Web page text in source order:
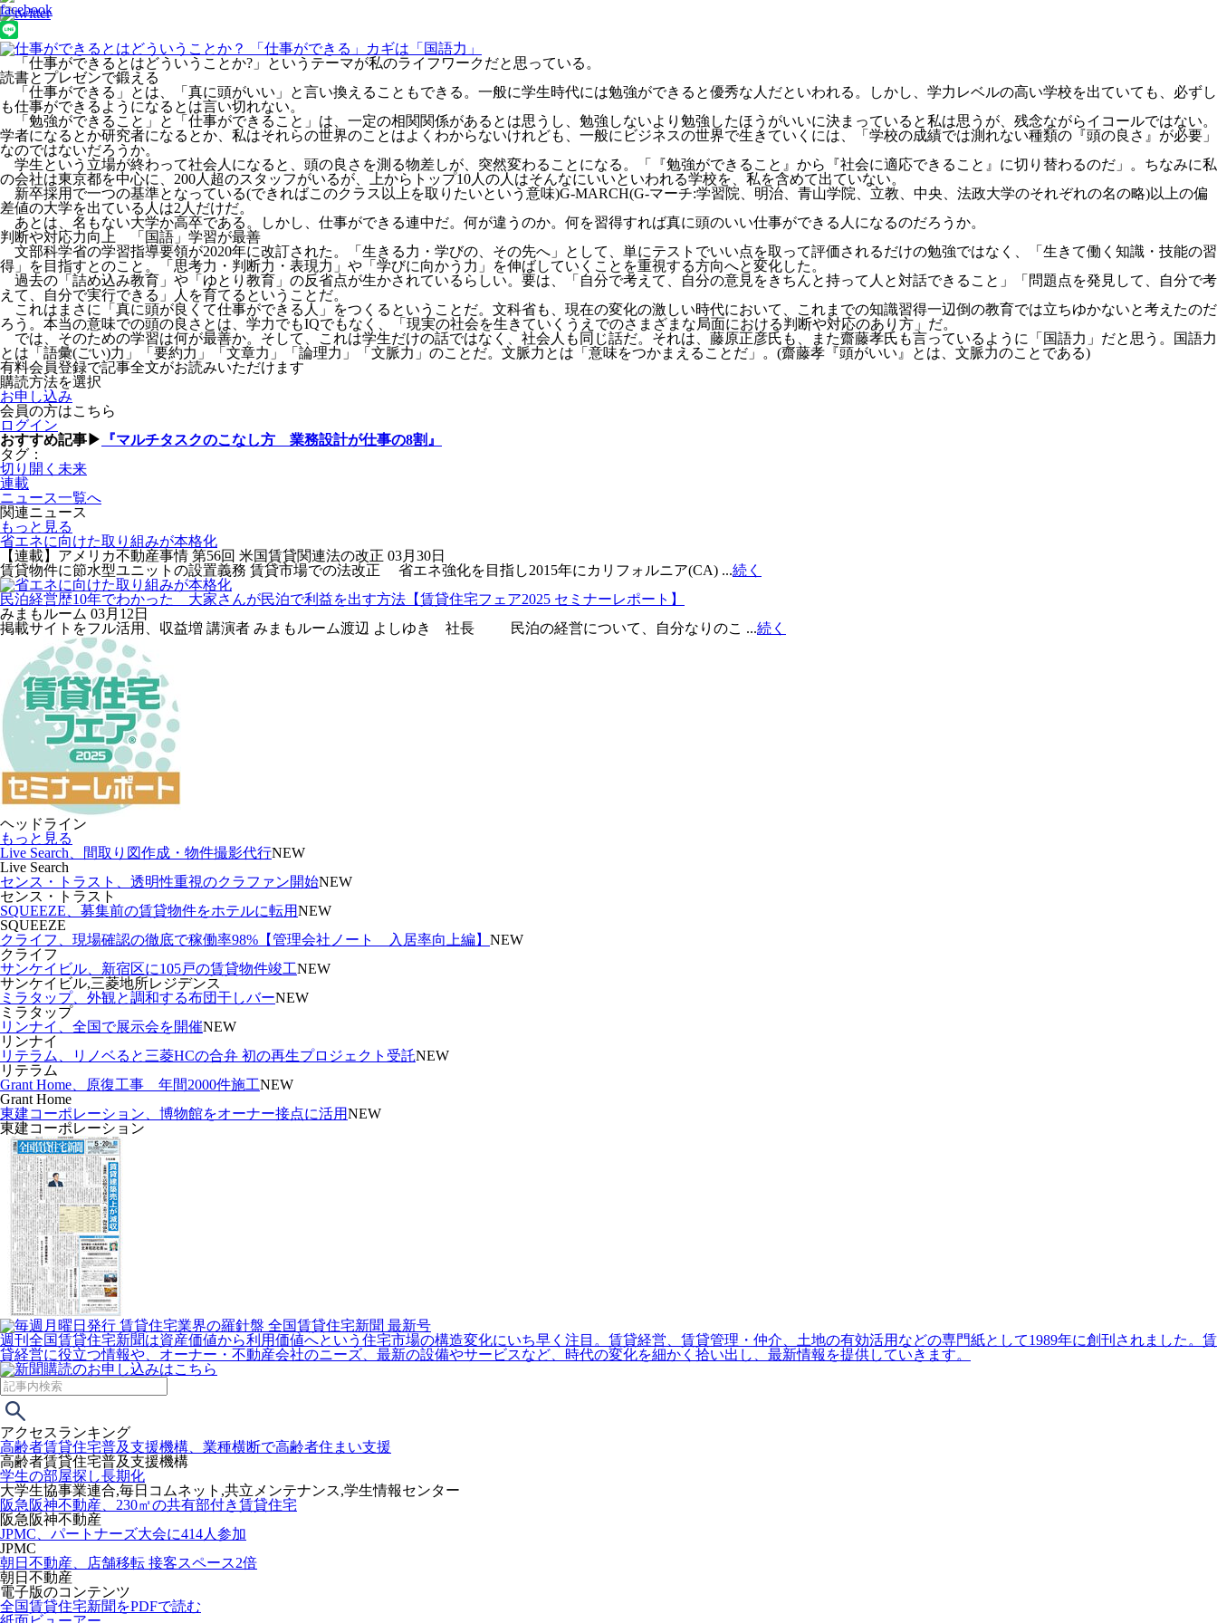
「仕事ができるとはどういうことか?」というテーマが私のライフワークだと思っている。
読書とプレゼンで鍛える
「仕事ができる」とは、「真に頭がいい」と言い換えることもできる。一般に学生時代には勉強ができると優秀な人だといわれる。しかし、学力レベルの高い学校を出ていても、必ずし
も仕事ができるようになるとは言い切れない。
「勉強ができること」と「仕事ができること」は、一定の相関関係があるとは思うし、勉強しないより勉強したほうがいいに決まっていると私は思うが、残念ながらイコールではない。
学者になるとか研究者になるとか、私はそれらの世界のことはよくわからないけれども、一般にビジネスの世界で生きていくには、「学校の成績では測れない種類の『頭の良さ』が必要」
なのではないだろうか。
学生という立場が終わって社会人になると、頭の良さを測る物差しが、突然変わることになる。「『勉強ができること』から『社会に適応できること』に切り替わるのだ」。ちなみに私
の会社は東京都を中心に、200人超のスタッフがいるが、上からトップ10人の人はそんなにいいといわれる学校を、私を含めて出ていない。
新卒採用で一つの基準となっている(できればこのクラス以上を取りたいという意味)G-MARCH(G-マーチ:学習院、明治、青山学院、立教、中央、法政大学のそれぞれの名の略)以上の偏
差値の大学を出ている人は2人だけだ。
あとは、名もない大学か高卒である。しかし、仕事ができる連中だ。何が違うのか。何を習得すれば真に頭のいい仕事ができる人になるのだろうか。
判断や対応力向上 「国語」学習が最善
文部科学省の学習指導要領が2020年に改訂された。「生きる力・学びの、その先へ」として、単にテストでいい点を取って評価されるだけの勉強ではなく、「生きて働く知識・技能の習
得」を目指すとのこと。「思考力・判断力・表現力」や「学びに向かう力」を伸ばしていくことを重視する方向へと変化した。
過去の「詰め込み教育」や「ゆとり教育」の反省点が生かされているらしい。要は、「自分で考えて、自分の意見をきちんと持って人と対話できること」「問題点を発見して、自分で考
えて、自分で実行できる」人を育てるということだ。
これはまさに「真に頭が良くて仕事ができる人」をつくるということだ。文科省も、現在の変化の激しい時代において、これまでの知識習得一辺倒の教育では立ちゆかないと考えたのだ
ろう。本当の意味での頭の良さとは、学力でもIQでもなく、「現実の社会を生きていくうえでのさまざまな局面における判断や対応のあり方」だ。
では、そのための学習は何が最善か。そして、これは学生だけの話ではなく、社会人も同じ話だ。それは、藤原正彦氏も、また齋藤孝氏も言っているように「国語力」だと思う。国語力
とは「語彙(ごい)力」「要約力」「文章力」「論理力」「文脈力」のことだ。文脈力とは「意味をつかまえることだ」。(齋藤孝『頭がいい』とは、文脈力のことである)
有料会員登録で記事全文がお読みいただけます
購読方法を選択
お申し込み
会員の方はこちら
ログイン
おすすめ記事▶
『マルチタスクのこなし方 業務設計が仕事の8割』
タグ：
切り開く未来
連載
ニュース一覧へ
関連ニュース
もっと見る
省エネに向けた取り組みが本格化
【連載】アメリカ不動産事情 第56回 米国賃貸関連法の改正 03月30日
賃貸物件に節水型ユニットの設置義務 賃貸市場での法改正 省エネ強化を目指し2015年にカリフォルニア(CA) ...続く
民泊経営歴10年でわかった 大家さんが民泊で利益を出す方法【賃貸住宅フェア2025 セミナーレポート】
みまもルーム 03月12日
掲載サイトをフル活用、収益増 講演者 みまもルーム渡辺 よしゆき 社長 民泊の経営について、自分なりのこ ...続く
ヘッドライン
もっと見る
Live Search、間取り図作成・物件撮影代行NEW
Live Search
センス・トラスト、透明性重視のクラファン開始NEW
センス・トラスト
SQUEEZE、募集前の賃貸物件をホテルに転用NEW
SQUEEZE
クライフ、現場確認の徹底で稼働率98%【管理会社ノート 入居率向上編】 NEW
クライフ
サンケイビル、新宿区に105戸の賃貸物件竣工NEW
サンケイビル,三菱地所レジデンス
ミラタップ、外観と調和する布団干しバーNEW
ミラタップ
リンナイ、全国で展示会を開催NEW
リンナイ
リテラム、リノベると三菱HCの合弁 初の再生プロジェクト受託NEW
リテラム
Grant Home、原復工事 年間2000件施工NEW
Grant Home
東建コーポレーション、博物館をオーナー接点に活用NEW
東建コーポレーション
週刊全国賃貸住宅新聞は資産価値から利用価値へという住宅市場の構造変化にいち早く注目。賃貸経営、賃貸管理・仲介、土地の有効活用などの専門紙として1989年に創刊されました。賃
貸経営に役立つ情報や、オーナー・不動産会社のニーズ、最新の設備やサービスなど、時代の変化を細かく拾い出し、最新情報を提供していきます。
アクセスランキング
高齢者賃貸住宅普及支援機構、業種横断で高齢者住まい支援
高齢者賃貸住宅普及支援機構
学生の部屋探し長期化
大学生協事業連合,毎日コムネット,共立メンテナンス,学生情報センター
阪急阪神不動産、230㎡の共有部付き賃貸住宅
阪急阪神不動産
JPMC、パートナーズ大会に414人参加
JPMC
朝日不動産、店舗移転 接客スペース2倍
朝日不動産
電子版のコンテンツ
全国賃貸住宅新聞をPDFで読む